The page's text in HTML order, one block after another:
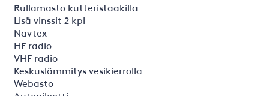
Rullamasto kutteristaakilla
Lisä vinssit 2 kpl
Navtex
HF radio
VHF radio
Keskuslämmitys vesikierrolla
Webasto